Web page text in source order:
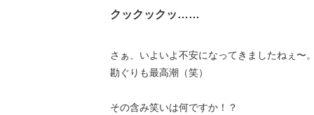
クックックッ……
さぁ、いよいよ不安になってきましたねぇ〜
勘ぐりも最高潮（笑）
その含み笑いは何ですか！？